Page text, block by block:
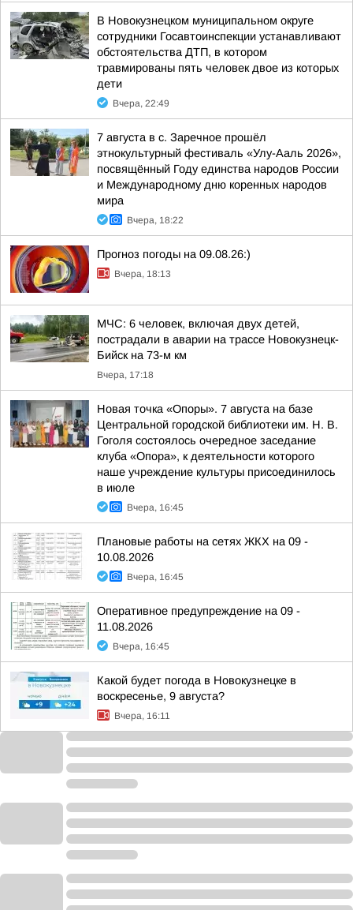
В Новокузнецком муниципальном округе
сотрудники Госавтоинспекции устанавливают
обстоятельства ДТП, в котором
травмированы пять человек двое из которых
дети
Вчера, 22:49
7 августа в с. Заречное прошёл
этнокультурный фестиваль «Улу-Ааль 2026»,
посвящённый Году единства народов России
и Международному дню коренных народов
мира
Вчера, 18:22
Прогноз погоды на 09.08.26:)
Вчера, 18:13
МЧС: 6 человек, включая двух детей,
пострадали в аварии на трассе Новокузнецк-
Бийск на 73-м км
Вчера, 17:18
Новая точка «Опоры». 7 августа на базе
Центральной городской библиотеки им. Н. В.
Гоголя состоялось очередное заседание
клуба «Опора», к деятельности которого
наше учреждение культуры присоединилось
в июле
Вчера, 16:45
Плановые работы на сетях ЖКХ на 09 -
10.08.2026
Вчера, 16:45
Оперативное предупреждение на 09 -
11.08.2026
Вчера, 16:45
Какой будет погода в Новокузнецке в
воскресенье, 9 августа?
Вчера, 16:11